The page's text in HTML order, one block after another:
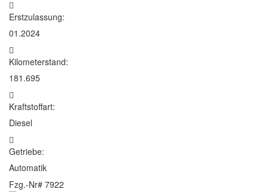
Erstzulassung:
01.2024
Kilometerstand:
181.695
Kraftstoffart:
Diesel
Getriebe:
Automatik
Fzg.-Nr# 7922